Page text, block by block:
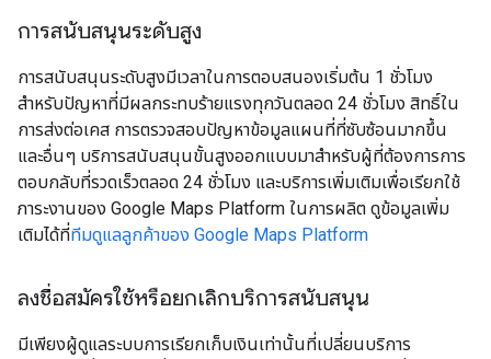
การสนับสนุนระดับสูง
การสนับสนุนระดับสูงมีเวลาในการตอบสนองเริ่มต้น 1 ชั่วโมง
สำหรับปัญหาที่มีผลกระทบร้ายแรงทุกวันตลอด 24 ชั่วโมง สิทธิ์ใน
การส่งต่อเคส การตรวจสอบปัญหาข้อมูลแผนที่ที่ซับซ้อนมากขึ้น
และอื่นๆ บริการสนับสนุนขั้นสูงออกแบบมาสำหรับผู้ที่ต้องการการ
ตอบกลับที่รวดเร็วตลอด 24 ชั่วโมง และบริการเพิ่มเติมเพื่อเรียกใช้
ภาระงานของ Google Maps Platform ในการผลิต ดูข้อมูลเพิ่ม
เติมได้ที่ทีมดูแลลูกค้าของ Google Maps Platform
ลงชื่อสมัครใช้หรือยกเลิกบริการสนับสนุน
มีเพียงผู้ดูแลระบบการเรียกเก็บเงินเท่านั้นที่เปลี่ยนบริการ